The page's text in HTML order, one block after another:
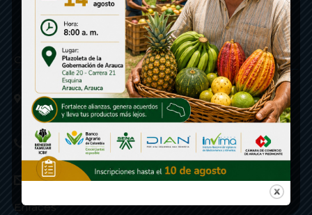
Contáctenos
Calle 20 - Carrera 21 Esquina
Código postal 810001
Linea de Servicio a la Ciudadania: 57- 6078851946
Linea Anticorrupción: 607885 3374
correspondencia: archivogeneral@arauca.gov.co
Enlaces